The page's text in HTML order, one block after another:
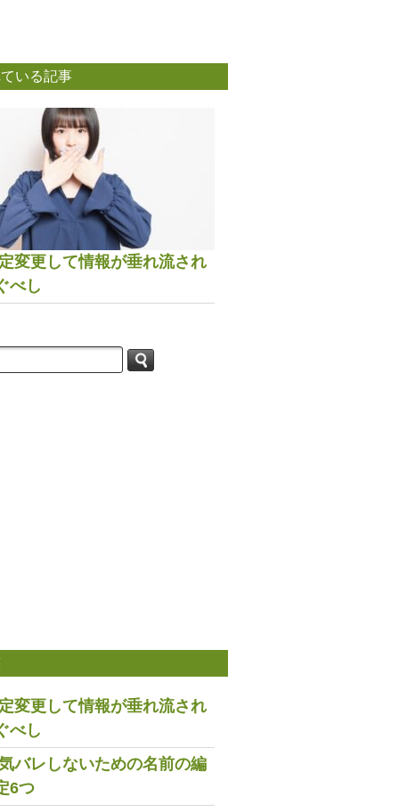
いる記事
変更して情報が垂れ流され
べし
変更して情報が垂れ流され
べし
バレしないための名前の編
6つ